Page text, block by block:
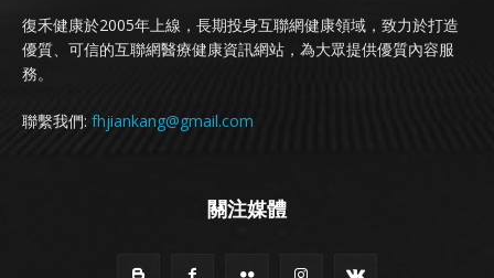
復禾健康於2005年上線，長期投身互聯網健康領域，致力於打造
優質、可信的互聯網醫療健康資訊網站，為大眾提供優質內容服
務。
聯繫我們: fhjiankang@gmail.com
關注媒體